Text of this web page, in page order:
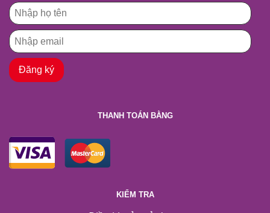
THANH TOÁN BẰNG
KIỂM TRA